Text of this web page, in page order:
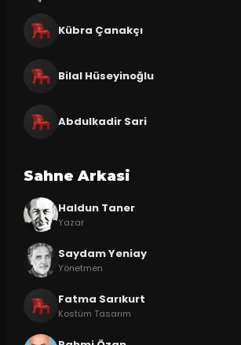
Kübra Çanakçı
Bilal Hüseyinoğlu
Abdulkadir Sari
Sahne Arkasi
Haldun Taner
Yazar
Saydam Yeniay
Yönetmen
Fatma Sarıkurt
Kostüm Tasarım